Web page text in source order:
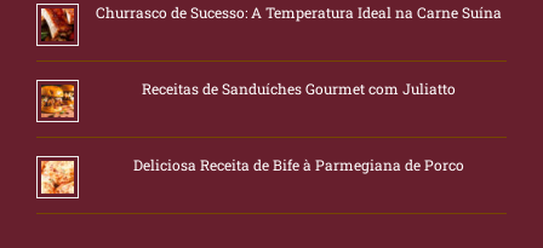
Churrasco de Sucesso: A Temperatura Ideal na Carne Suína
Receitas de Sanduíches Gourmet com Juliatto
Deliciosa Receita de Bife à Parmegiana de Porco